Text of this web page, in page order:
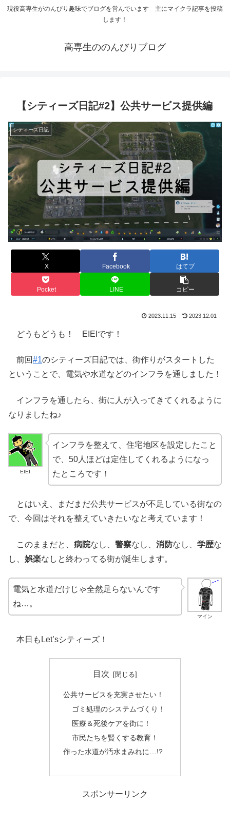
現役高専生がのんびり趣味でブログを営んでいます 主にマイクラ記事を投稿
します！
高専生ののんびりブログ
【シティーズ日記#2】公共サービス提供編
シティーズ日記
X Facebook はてブ
Pocket LINE コピー
2023.11.15 2023.12.01
どうもどうも！ EIEIです！
前回#1のシティーズ日記では、街作りがスタートした
ということで、電気や水道などのインフラを通しました！
インフラを通したら、街に人が入ってきてくれるように
なりましたね♪
EIEI
インフラを整えて、住宅地区を設定したこと
で、50人ほどは定住してくれるようになっ
たところです！
とはいえ、まだまだ公共サービスが不足している街なの
で、今回はそれを整えていきたいなと考えています！
このままだと、 病院なし、 警察なし、 消防なし、 学歴な
し、 娯楽なしと終わってる街が誕生します。
マイン
電気と水道だけじゃ全然足らないんです
ね…。
本日もLet’sシティーズ！
目次
公共サービスを充実させたい！
ゴミ処理のシステムづくり！
医療＆死後ケアを街に！
市民たちを賢くする教育！
作った水道が汚水まみれに…!?
スポンサーリンク